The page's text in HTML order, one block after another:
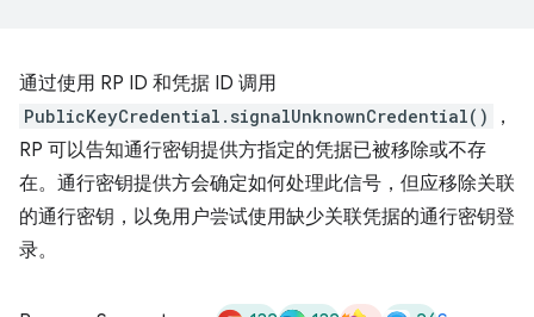
通过使用 RP ID 和凭据 ID 调用
PublicKeyCredential.signalUnknownCredential()
，
RP 可以告知通行密钥提供方指定的凭据已被移除或不存
在。通行密钥提供方会确定如何处理此信号，但应移除关联
的通行密钥，以免用户尝试使用缺少关联凭据的通行密钥登
录。